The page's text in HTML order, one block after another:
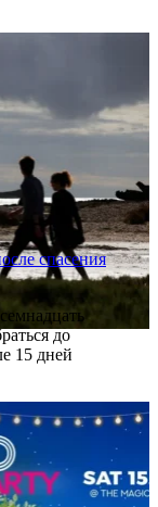
спасения
до
15 дней